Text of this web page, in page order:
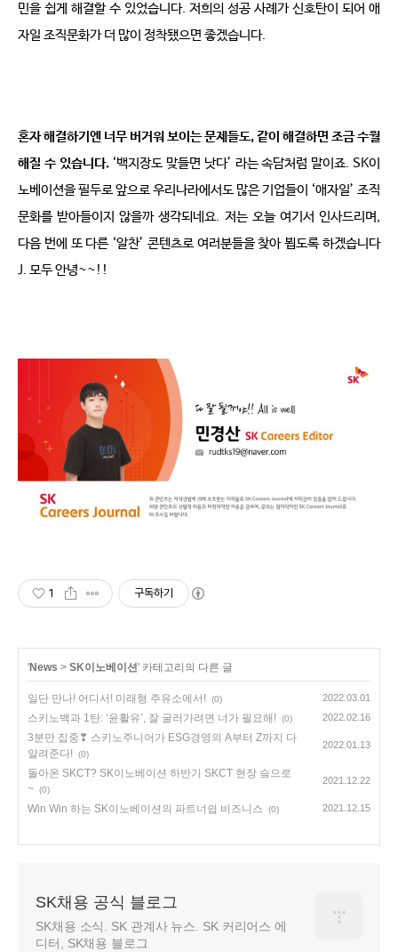
민을 쉽게 해결할 수 있었습니다. 저희의 성공 사례가 신호탄이 되어 애
자일 조직문화가 더 많이 정착됐으면 좋겠습니다.
혼자 해결하기엔 너무 버거워 보이는 문제들도, 같이 해결하면 조금 수월
해질 수 있습니다. ‘백지장도 맞들면 낫다’ 라는 속담처럼 말이죠. SK이
노베이션을 필두로 앞으로 우리나라에서도 많은 기업들이 ‘애자일’ 조직
문화를 받아들이지 않을까 생각되네요. 저는 오늘 여기서 인사드리며
다음 번에 또 다른 ‘알찬’ 콘텐츠로 여러분들을 찾아 뵙도록 하겠습니다
J. 모두 안녕~~!!
1 구독하기
'News > SK이노베이션' 카테고리의 다른 글
일단 만나! 어디서! 미래형 주유소에서! (0) 2022.03.01
스키노백과 1탄: ‘윤활유’, 잘 굴러가려면 너가 필요해! (0) 2022.02.16
3분만 집중❣ 스키노주니어가 ESG경영의 A부터 Z까지 다
알려준다! (0)
2022.01.13
돌아온 SKCT? SK이노베이션 하반기 SKCT 현장 슼으로
~ (0)
2021.12.22
Win Win 하는 SK이노베이션의 파트너쉽 비즈니스 (0) 2021.12.15
SK채용 공식 블로그
SK채용 소식. SK 관계사 뉴스. SK 커리어스 에
디터, SK채용 블로그